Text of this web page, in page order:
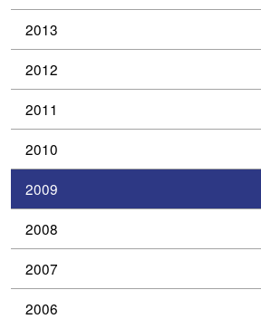
2013
2012
2011
2010
2009
2008
2007
2006